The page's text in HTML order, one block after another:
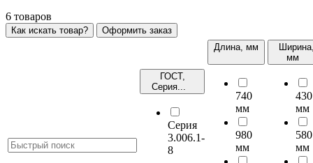
6 товаров
Как искать товар? Оформить заказ
ГОСТ,
Серия...
Серия
3.006.1-
8
Длина, мм
740
мм
980
мм
мм
430
мм
580
мм